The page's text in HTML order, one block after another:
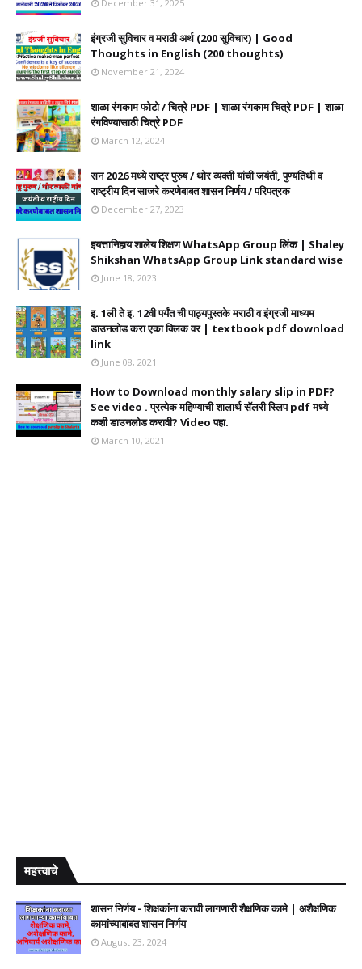
December 31, 2025
इंग्रजी सुविचार व मराठी अर्थ (200 सुविचार) | Good
Thoughts in English (200 thoughts)
November 21, 2024
शाळा रंगकाम फोटो / चित्रे PDF | शाळा रंगकाम चित्रे PDF | शाळा
रंगविण्यासाठी चित्रे PDF
March 12, 2024
सन 2026 मध्ये राष्ट्र पुरुष / थोर व्यक्ती यांची जयंती, पुण्यतिथी व
राष्ट्रीय दिन साजरे करणेबाबत शासन निर्णय / परिपत्रक
December 27, 2023
इयत्तानिहाय शालेय शिक्षण WhatsApp Group लिंक | Shaley
Shikshan WhatsApp Group Link standard wise
June 18, 2023
इ. 1ली ते इ. 12वी पर्यंत ची पाठ्यपुस्तके मराठी व इंग्रजी माध्यम
डाउनलोड करा एका क्लिक वर | textbook pdf download
link
June 08, 2021
How to Download monthly salary slip in PDF?
See video . प्रत्येक महिण्याची शालार्थ सॅलरी स्लिप pdf मध्ये
कशी डाउनलोड करावी? Video पहा.
March 10, 2021
महत्त्वाचे
शासन निर्णय - शिक्षकांना करावी लागणारी शैक्षणिक कामे | अशैक्षणिक
कामांच्याबाबत शासन निर्णय
August 23, 2024